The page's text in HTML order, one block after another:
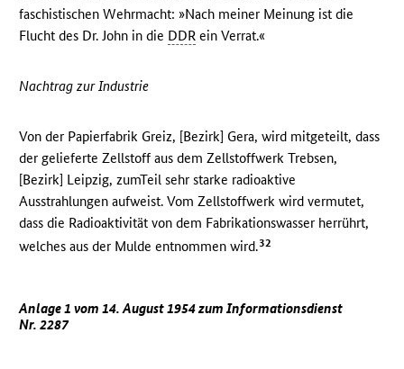
faschistischen Wehrmacht: »Nach meiner Meinung ist die
Flucht des Dr. John in die DDR ein Verrat.«
Nachtrag zur Industrie
Von der Papierfabrik Greiz, [Bezirk] Gera, wird mitgeteilt, dass
der gelieferte Zellstoff aus dem Zellstoffwerk Trebsen,
[Bezirk] Leipzig, zumTeil sehr starke radioaktive
Ausstrahlungen aufweist. Vom Zellstoffwerk wird vermutet,
dass die Radioaktivität von dem Fabrikationswasser herrührt,
welches aus der Mulde entnommen wird.32
Anlage 1 vom 14. August 1954 zum Informationsdienst
Nr. 2287